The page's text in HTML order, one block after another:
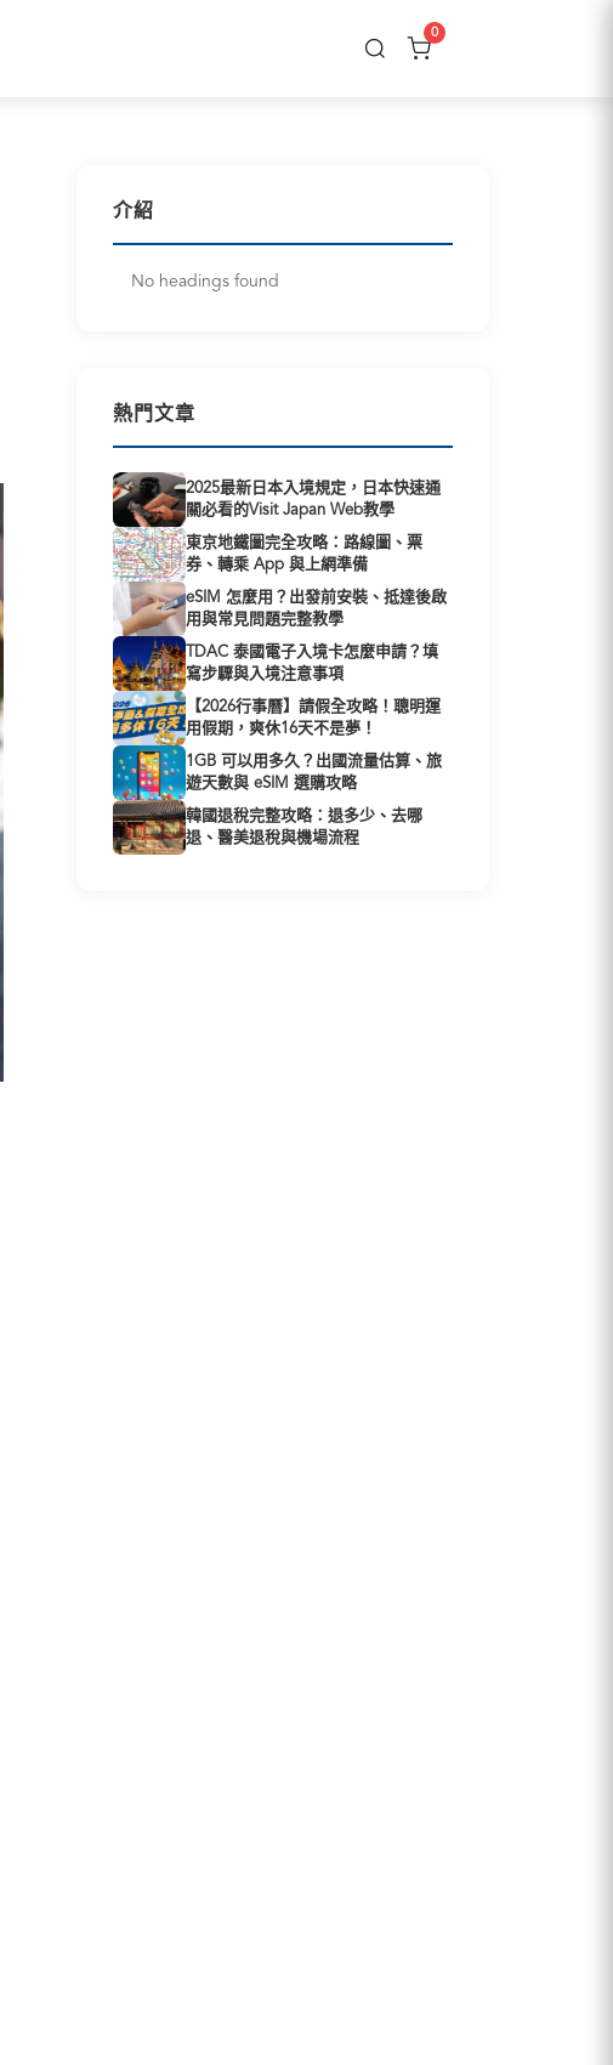
0
介紹
No headings found
熱門文章
2025最新日本入境規定，日本快速通
關必看的Visit Japan Web教學
東京地鐵圖完全攻略：路線圖、票
券、轉乘 App 與上網準備
eSIM 怎麼用？出發前安裝、抵達後啟
用與常見問題完整教學
TDAC 泰國電子入境卡怎麼申請？填
寫步驟與入境注意事項
【2026行事曆】請假全攻略！聰明運
用假期，爽休16天不是夢！
1GB 可以用多久？出國流量估算、旅
遊天數與 eSIM 選購攻略
韓國退稅完整攻略：退多少、去哪
退、醫美退稅與機場流程